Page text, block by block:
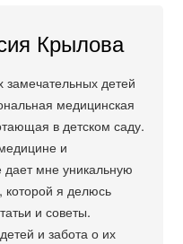
Крылова
замечательных детей
медицинская
в детском саду.
и
дает мне уникальную
которой я делюсь
и советы.
и забота о их